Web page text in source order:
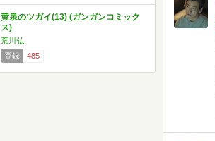
黄泉のツガイ(13) (ガンガンコミック
ス)
荒川弘
登録
485